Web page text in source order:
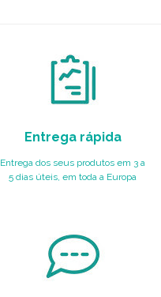
Entrega rápida
Entrega dos seus produtos em 3 a
5 dias úteis, em toda a Europa